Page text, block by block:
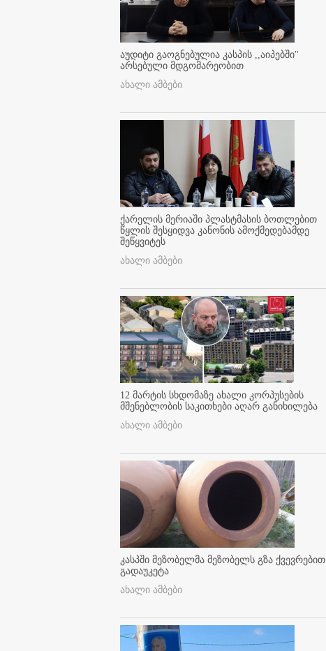
აუდიტი გაოგნებულია კასპის ,,აიპებში''
არსებული მდგომარეობით
ახალი ამბები
ქარელის მერიაში პლასტმასის ბოთლებით
წყლის შესყიდვა კანონის ამოქმედებამდე
შეწყვიტეს
ახალი ამბები
12 მარტის სხდომაზე ახალი კორპუსების
მშენებლობის საკითხები აღარ განიხილება
ახალი ამბები
კასპში მეზობელმა მეზობელს გზა ქვევრებით
გადაუკეტა
ახალი ამბები